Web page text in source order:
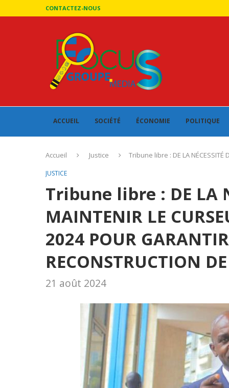
CONTACTEZ-NOUS
ACCUEIL SOCIÉTÉ ÉCONOMIE POLITIQUE
Accueil Justice Tribune libre : DE LA NÉCESSITÉ
JUSTICE
Tribune libre : DE LA
MAINTENIR LE
2024 POUR
RECONSTRUCTION
21 août 2024